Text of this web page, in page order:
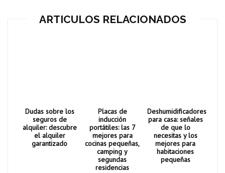
ARTICULOS RELACIONADOS
Dudas sobre los
seguros de
alquiler: descubre
el alquiler
garantizado
Placas de
inducción
portátiles: las 7
mejores para
cocinas pequeñas,
camping y
segundas
residencias
Deshumidificadores
para casa: señales
de que lo
necesitas y los
mejores para
habitaciones
pequeñas